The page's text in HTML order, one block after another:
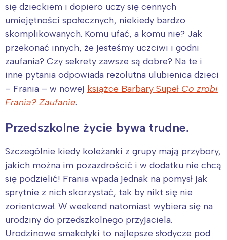
się dzieckiem i dopiero uczy się cennych
umiejętności społecznych, niekiedy bardzo
skomplikowanych. Komu ufać, a komu nie? Jak
przekonać innych, że jesteśmy uczciwi i godni
zaufania? Czy sekrety zawsze są dobre? Na te i
inne pytania odpowiada rezolutna ulubienica dzieci
– Frania – w nowej książce Barbary Supeł Co zrobi
Frania? Zaufanie.
Przedszkolne życie bywa trudne.
Szczególnie kiedy koleżanki z grupy mają przybory,
jakich można im pozazdrościć i w dodatku nie chcą
się podzielić! Frania wpada jednak na pomysł jak
sprytnie z nich skorzystać, tak by nikt się nie
zorientował. W weekend natomiast wybiera się na
urodziny do przedszkolnego przyjaciela.
Urodzinowe smakołyki to najlepsze słodycze pod